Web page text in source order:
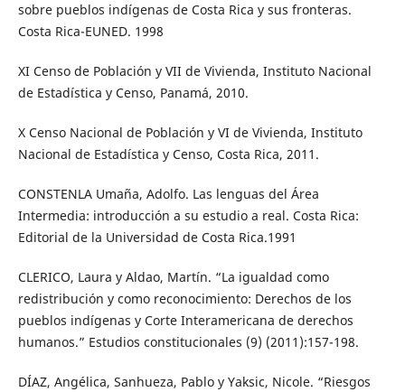
sobre pueblos indígenas de Costa Rica y sus fronteras.
Costa Rica-EUNED. 1998
XI Censo de Población y VII de Vivienda, Instituto Nacional
de Estadística y Censo, Panamá, 2010.
X Censo Nacional de Población y VI de Vivienda, Instituto
Nacional de Estadística y Censo, Costa Rica, 2011.
CONSTENLA Umaña, Adolfo. Las lenguas del Área
Intermedia: introducción a su estudio a real. Costa Rica:
Editorial de la Universidad de Costa Rica.1991
CLERICO, Laura y Aldao, Martín. “La igualdad como
redistribución y como reconocimiento: Derechos de los
pueblos indígenas y Corte Interamericana de derechos
humanos.” Estudios constitucionales (9) (2011):157-198.
DÍAZ, Angélica, Sanhueza, Pablo y Yaksic, Nicole. “Riesgos